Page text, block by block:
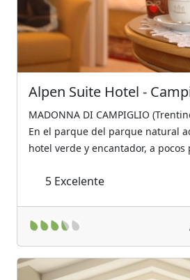
Alpen Suite Hotel -
MADONNA DI CAMPIGLIO
En el parque del parque natural
hotel verde y encantador, a pocos
5 Excelente